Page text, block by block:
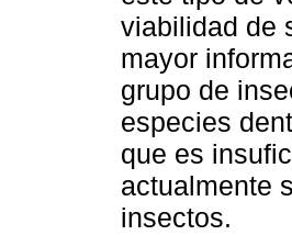
viabilidad de
mayor
grupo de
especies
que es
actualmente
insectos.